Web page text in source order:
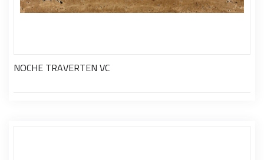
NOCHE TRAVERTEN VC